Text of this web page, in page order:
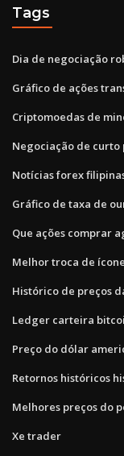
Tags
Dia de negociação
Gráfico de ações
Criptomoedas de
Negociação de curto
Notícias forex
Gráfico de taxa de
Que ações comprar
Melhor troca de
Histórico de preços
Ledger carteira
Preço do dólar
Retornos históricos
Melhores preços do
Xe trader